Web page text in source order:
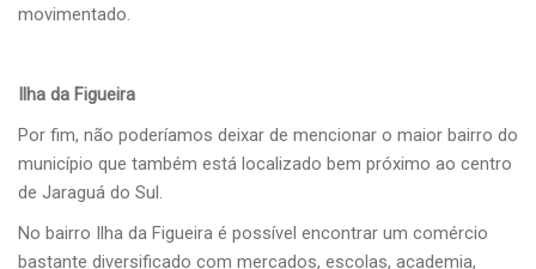
movimentado.
Ilha da Figueira
Por fim, não poderíamos deixar de mencionar o maior bairro do
município que também está localizado bem próximo ao centro
de Jaraguá do Sul.
No bairro Ilha da Figueira é possível encontrar um comércio
bastante diversificado com mercados, escolas, academia,